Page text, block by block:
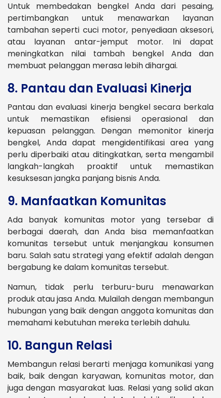
Untuk membedakan bengkel Anda dari pesaing,
pertimbangkan untuk menawarkan layanan
tambahan seperti cuci motor, penyediaan aksesori,
atau layanan antar-jemput motor. Ini dapat
meningkatkan nilai tambah bengkel Anda dan
membuat pelanggan merasa lebih dihargai.
8. Pantau dan Evaluasi Kinerja
Pantau dan evaluasi kinerja bengkel secara berkala
untuk memastikan efisiensi operasional dan
kepuasan pelanggan. Dengan memonitor kinerja
bengkel, Anda dapat mengidentifikasi area yang
perlu diperbaiki atau ditingkatkan, serta mengambil
langkah-langkah proaktif untuk memastikan
kesuksesan jangka panjang bisnis Anda.
9. Manfaatkan Komunitas
Ada banyak komunitas motor yang tersebar di
berbagai daerah, dan Anda bisa memanfaatkan
komunitas tersebut untuk menjangkau konsumen
baru. Salah satu strategi yang efektif adalah dengan
bergabung ke dalam komunitas tersebut.
Namun, tidak perlu terburu-buru menawarkan
produk atau jasa Anda. Mulailah dengan membangun
hubungan yang baik dengan anggota komunitas dan
memahami kebutuhan mereka terlebih dahulu.
10. Bangun Relasi
Membangun relasi berarti menjaga komunikasi yang
baik, baik dengan karyawan, komunitas motor, dan
juga dengan masyarakat luas. Relasi yang solid akan